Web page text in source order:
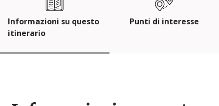
Informazioni su questo
itinerario
Punti di interesse